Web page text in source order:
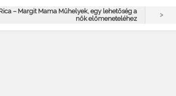
– Margit Mama Műhelyek, egy lehetőség a
nők előmeneteléhez
>